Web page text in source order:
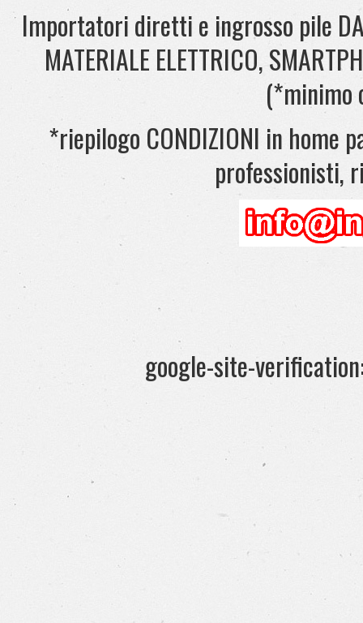
Importatori diretti e ingrosso pile
MATERIALE ELETTRICO,
(*minimo
*riepilogo CONDIZIONI in home
professionisti,
google-site-